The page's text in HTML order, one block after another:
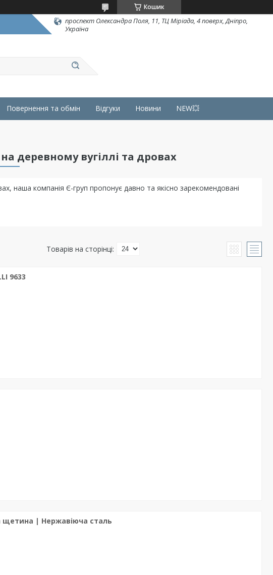
Кошик
проспект Олександра Поля, 11, ТЦ Міріада, 4 поверх, Дніпро,
Україна
Повернення та обмін Відгуки Новини NEW💥
деревному вугіллі та дровах
наша компанія Є-груп пропонує давно та якісно зарекомендовані
9633
щетина | Нержавіюча сталь